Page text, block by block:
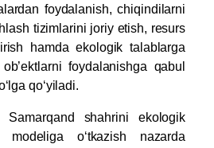
foydalanish, chiqindilarni
tizimlarini joriy etish, resurs
hamda ekologik talablarga
foydalanishga qabul
qo‘yiladi.
Samarqand shahrini ekologik
modeliga o‘tkazish nazarda